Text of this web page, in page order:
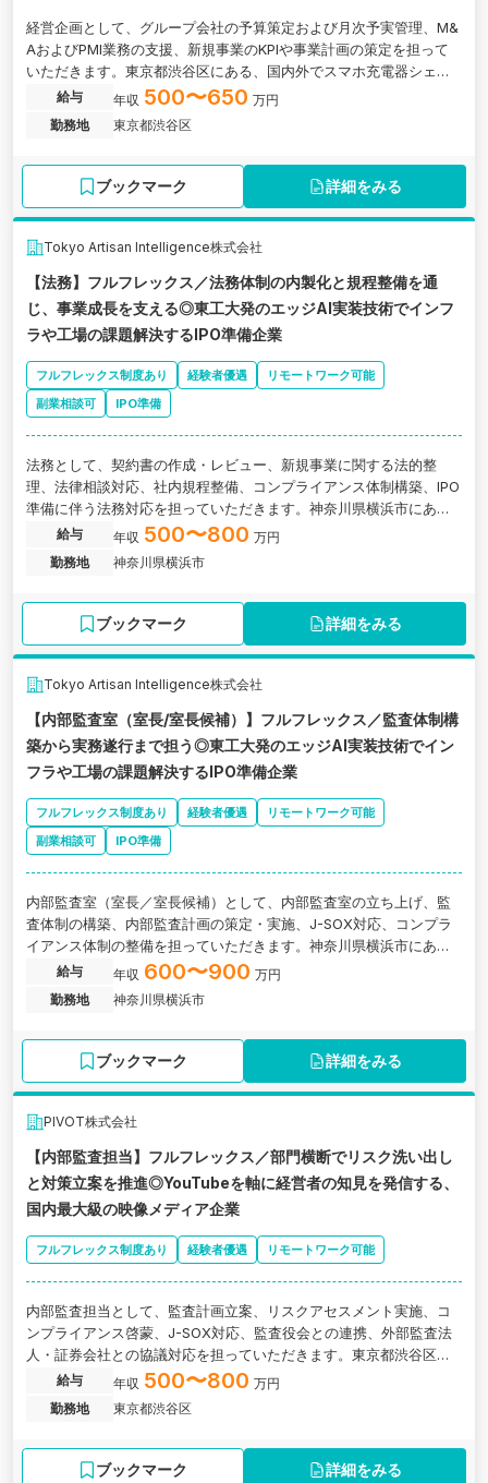
経営企画として、グループ会社の予算策定および月次予実管理、M&
AおよびPMI業務の支援、新規事業のKPIや事業計画の策定を担って
いただきます。東京都渋谷区にある、国内外でスマホ充電器シェア
を展開し、業界シェア1位を誇る企業の求人です。
給与 年収 500〜650 万円
勤務地
東京都渋谷区
ブックマーク 詳細をみる
Tokyo Artisan Intelligence株式会社
【法務】フルフレックス／法務体制の内製化と規程整備を通
じ、事業成長を支える◎東工大発のエッジAI実装技術でインフ
ラや工場の課題解決するIPO準備企業
フルフレックス制度あり 経験者優遇
リモートワーク可能
副業相談可
IPO準備
法務として、契約書の作成・レビュー、新規事業に関する法的整
理、法律相談対応、社内規程整備、コンプライアンス体制構築、IPO
準備に伴う法務対応を担っていただきます。神奈川県横浜市にあ
る、東工大発のエッジAI実装技術でインフラや工場の課題解決するIP
O準備企業の求人です。
給与 年収 500〜800 万円
勤務地
神奈川県横浜市
ブックマーク 詳細をみる
Tokyo Artisan Intelligence株式会社
【内部監査室（室長/室長候補）】フルフレックス／監査体制構
築から実務遂行まで担う◎東工大発のエッジAI実装技術でイン
フラや工場の課題解決するIPO準備企業
フルフレックス制度あり 経験者優遇
リモートワーク可能
副業相談可
IPO準備
内部監査室（室長／室長候補）として、内部監査室の立ち上げ、監
査体制の構築、内部監査計画の策定・実施、J-SOX対応、コンプラ
イアンス体制の整備を担っていただきます。神奈川県横浜市にあ
る、東工大発のエッジAI実装技術でインフラや工場の課題解決するIP
O準備企業の求人です。
給与 年収 600〜900 万円
勤務地
神奈川県横浜市
ブックマーク 詳細をみる
PIVOT株式会社
【内部監査担当】フルフレックス／部門横断でリスク洗い出し
と対策立案を推進◎YouTubeを軸に経営者の知見を発信する、
国内最大級の映像メディア企業
フルフレックス制度あり 経験者優遇 リモートワーク可能
内部監査担当として、監査計画立案、リスクアセスメント実施、コ
ンプライアンス啓蒙、J-SOX対応、監査役会との連携、外部監査法
人・証券会社との協議対応を担っていただきます。東京都渋谷区に
ある、YouTubeを軸に経営者の知見を発信する、国内最大級の映像
メディア企業の求人です。
給与 年収 500〜800 万円
勤務地
東京都渋谷区
ブックマーク 詳細をみる